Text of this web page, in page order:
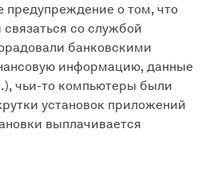
предупреждение о том, что
со службой
банковскими
информацию, данные
чьи-то компьютеры были
установок приложений
выплачивается